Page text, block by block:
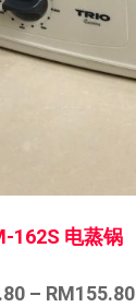
162S 电蒸锅
– RM155.80